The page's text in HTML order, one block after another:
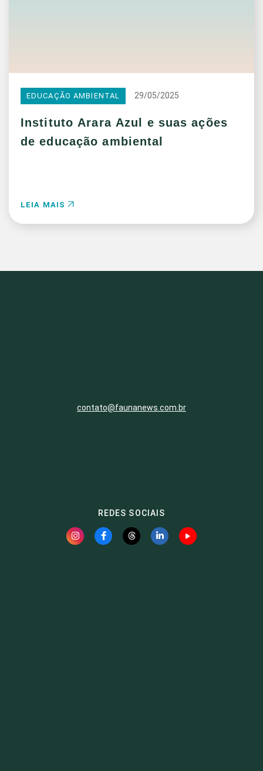
EDUCAÇÃO AMBIENTAL 29/05/2025
Instituto Arara Azul e suas ações
de educação ambiental
LEIA MAIS
contato@faunanews.com.br
REDES SOCIAIS